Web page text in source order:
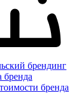
брендинг
бренда
бренда